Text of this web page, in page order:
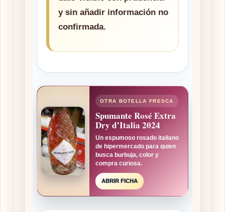
y sin añadir información no
confirmada.
OTRA BOTELLA FRESCA
Spumante Rosé Extra
Dry d’Italia 2024
Un espumoso rosado italiano
de hipermercado para quien
busca burbuja, color y
compra curiosa.
ABRIR FICHA